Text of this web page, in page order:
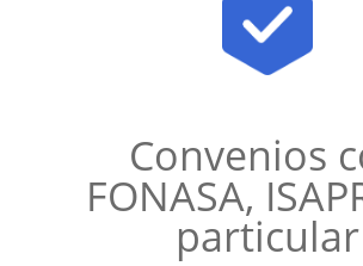
Convenios
FONASA,
particular